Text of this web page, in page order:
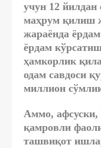
учун 12 йилдан
маҳрум қилиш
жараёнда
ёрдам
ҳамкорлик
одам савдоси
миллион
Аммо, афсуски,
қамровли
ташвиқот